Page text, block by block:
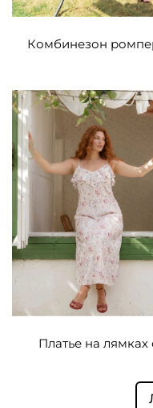
Комбинезон
Платье на